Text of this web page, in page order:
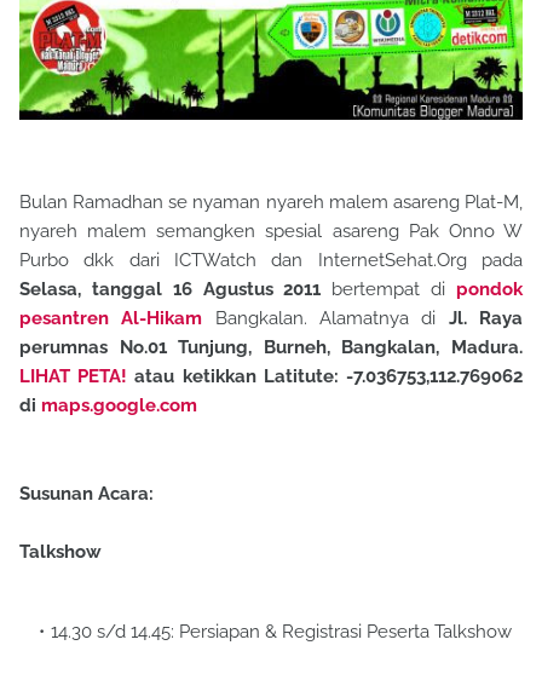
Bulan Ramadhan se nyaman nyareh malem asareng Plat-M,
nyareh malem semangken spesial asareng Pak Onno W
Purbo dkk dari ICTWatch dan InternetSehat.Org pada
Selasa, tanggal 16 Agustus 2011 bertempat di pondok
pesantren Al-Hikam Bangkalan. Alamatnya di Jl. Raya
perumnas No.01 Tunjung, Burneh, Bangkalan, Madura.
LIHAT PETA! atau ketikkan Latitute: -7.036753,112.769062
di maps.google.com
Susunan Acara:
Talkshow
14.30 s/d 14.45: Persiapan & Registrasi Peserta Talkshow